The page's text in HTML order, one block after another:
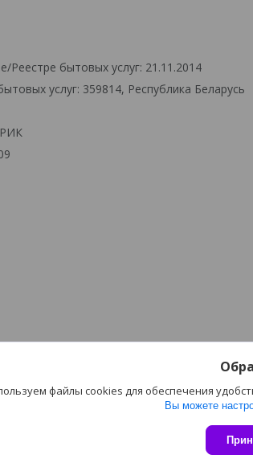
Реестре бытовых услуг: 21.11.2014
услуг: 359814, Республика Беларусь
РИК
Сайт
файлы cookies для обеспечения
Вы можете